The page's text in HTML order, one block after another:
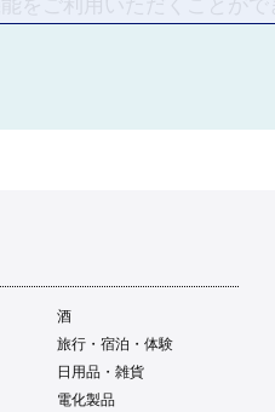
にやさしいまちづくりを目指します
共施設等のために
の変化に合わせて、公共施設等の適
和市の大切な資産である公共施設等
酒
旅行・宿泊・体験
日用品・雑貨
電化製品